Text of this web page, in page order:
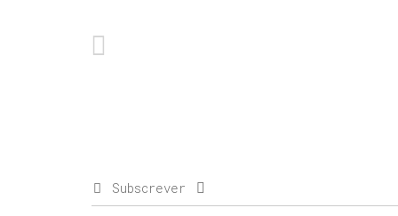
Subscrever